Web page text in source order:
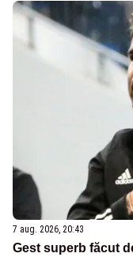
7 aug. 2026, 20:43
Gest superb făcut